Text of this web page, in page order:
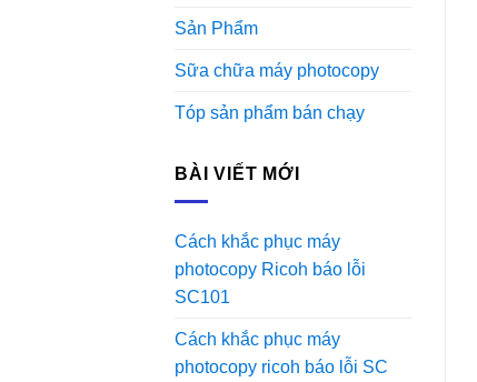
Sản Phẩm
Sữa chữa máy photocopy
Tóp sản phẩm bán chạy
BÀI VIẾT MỚI
Cách khắc phục máy
photocopy Ricoh báo lỗi
SC101
Cách khắc phục máy
photocopy ricoh báo lỗi SC